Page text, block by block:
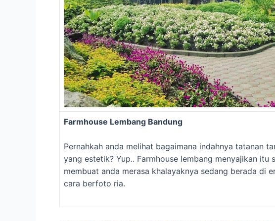
Farmhouse Lembang Bandung
Pernahkah anda melihat bagaimana indahnya tatanan
yang estetik? Yup.. Farmhouse lembang menyajikan
membuat anda merasa khalayaknya sedang berada di
cara berfoto ria.